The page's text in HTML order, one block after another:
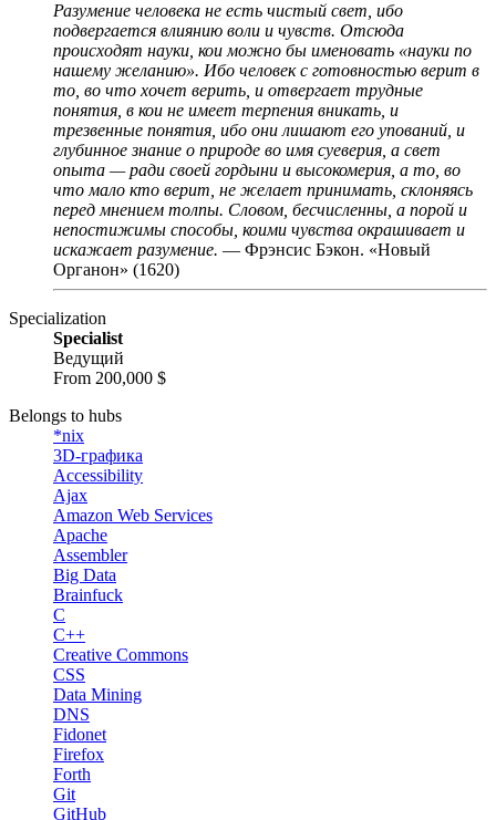
Разумение человека не есть чистый свет, ибо
подвергается влиянию воли и чувств. Отсюда
происходят науки, кои можно бы именовать «науки по
нашему желанию». Ибо человек с готовностью верит в
то, во что хочет верить, и отвергает трудные
понятия, в кои не имеет терпения вникать, и
трезвенные понятия, ибо они лишают его упований, и
глубинное знание о природе во имя суеверия, а свет
опыта — ради своей гордыни и высокомерия, а то, во
что мало кто верит, не желает принимать, склоняясь
перед мнением толпы. Словом, бесчисленны, а порой и
непостижимы способы, коими чувства окрашивает и
искажает разумение. — Фрэнсис Бэкон. «Новый
Органон» (1620)
Specialization
Specialist
Ведущий
From 200,000 $
Belongs to hubs
*nix
3D-графика
Accessibility
Ajax
Amazon Web Services
Apache
Assembler
Big Data
Brainfuck
C
C++
Creative Commons
CSS
Data Mining
DNS
Fidonet
Firefox
Forth
Git
GitHub